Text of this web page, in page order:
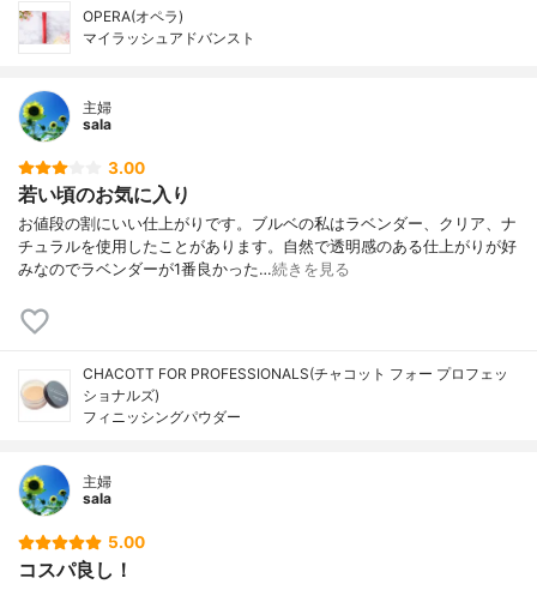
OPERA(オペラ)
マイラッシュアドバンスト
主婦
sala
3.00
若い頃のお気に入り
お値段の割にいい仕上がりです。ブルベの私はラベンダー、クリア、ナ
チュラルを使用したことがあります。自然で透明感のある仕上がりが好
みなのでラベンダーが1番良かった…続きを見る
CHACOTT FOR PROFESSIONALS(チャコット フォー プロフェッ
ショナルズ)
フィニッシングパウダー
主婦
sala
5.00
コスパ良し！